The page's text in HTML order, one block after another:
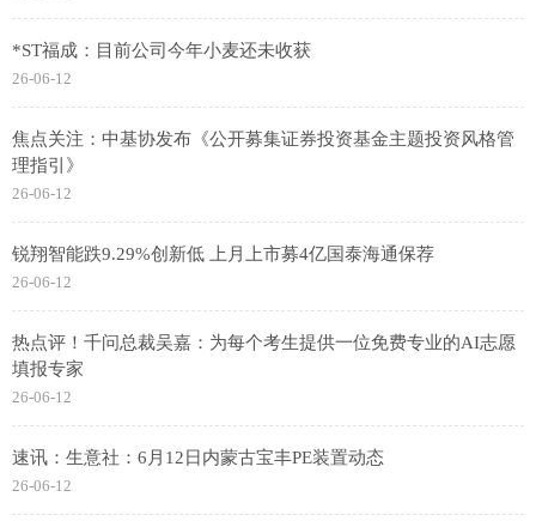
*ST福成：目前公司今年小麦还未收获
26-06-12
焦点关注：中基协发布《公开募集证券投资基金主题投资风格管
理指引》
26-06-12
锐翔智能跌9.29%创新低 上月上市募4亿国泰海通保荐
26-06-12
热点评！千问总裁吴嘉：为每个考生提供一位免费专业的AI志愿
填报专家
26-06-12
速讯：生意社：6月12日内蒙古宝丰PE装置动态
26-06-12